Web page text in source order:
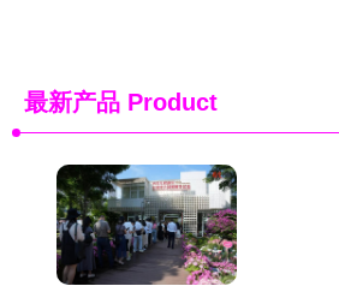
最新产品 Product